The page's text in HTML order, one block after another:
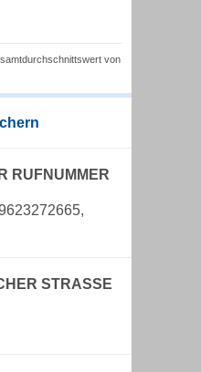
von
RUFNUMMER
STRASSE